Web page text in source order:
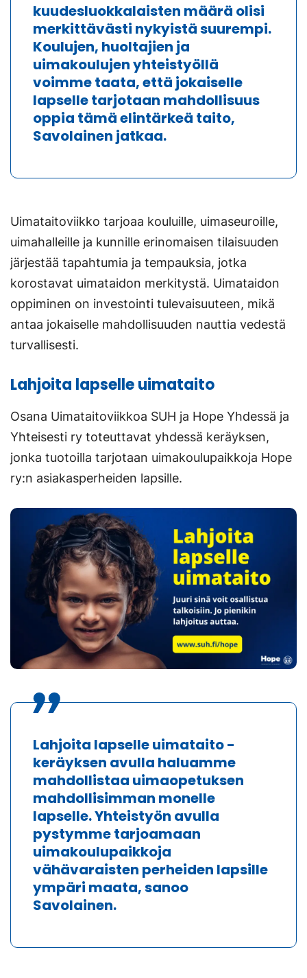
kuudesluokkalaisten määrä olisi
merkittävästi nykyistä suurempi.
Koulujen, huoltajien ja
uimakoulujen yhteistyöllä
voimme taata, että jokaiselle
lapselle tarjotaan mahdollisuus
oppia tämä elintärkeä taito,
Savolainen jatkaa.
Uimataitoviikko tarjoaa kouluille, uimaseuroille,
uimahalleille ja kunnille erinomaisen tilaisuuden
järjestää tapahtumia ja tempauksia, jotka
korostavat uimataidon merkitystä. Uimataidon
oppiminen on investointi tulevaisuuteen, mikä
antaa jokaiselle mahdollisuuden nauttia vedestä
turvallisesti.
Lahjoita lapselle uimataito
Osana Uimataitoviikkoa SUH ja Hope Yhdessä ja
Yhteisesti ry toteuttavat yhdessä keräyksen,
jonka tuotoilla tarjotaan uimakoulupaikkoja Hope
ry:n asiakasperheiden lapsille.
Lahjoita lapselle uimataito -
keräyksen avulla haluamme
mahdollistaa uimaopetuksen
mahdollisimman monelle
lapselle. Yhteistyön avulla
pystymme tarjoamaan
uimakoulupaikkoja
vähävaraisten perheiden lapsille
ympäri maata, sanoo
Savolainen.